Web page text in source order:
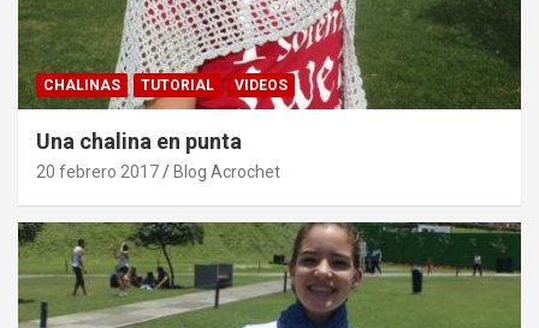
CHALINAS TUTORIAL VIDEOS
Una chalina en punta
20 febrero 2017 Blog Acrochet